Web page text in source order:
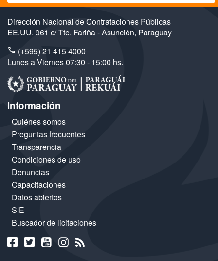
Dirección Nacional de Contrataciones Públicas
EE.UU. 961 c/ Tte. Fariña - Asunción, Paraguay
(+595) 21 415 4000
Lunes a Viernes 07:30 - 15:00 hs.
Información
Quiénes somos
Preguntas frecuentes
Transparencia
Condiciones de uso
Denuncias
Capacitaciones
Datos abiertos
SIE
Buscador de licitaciones